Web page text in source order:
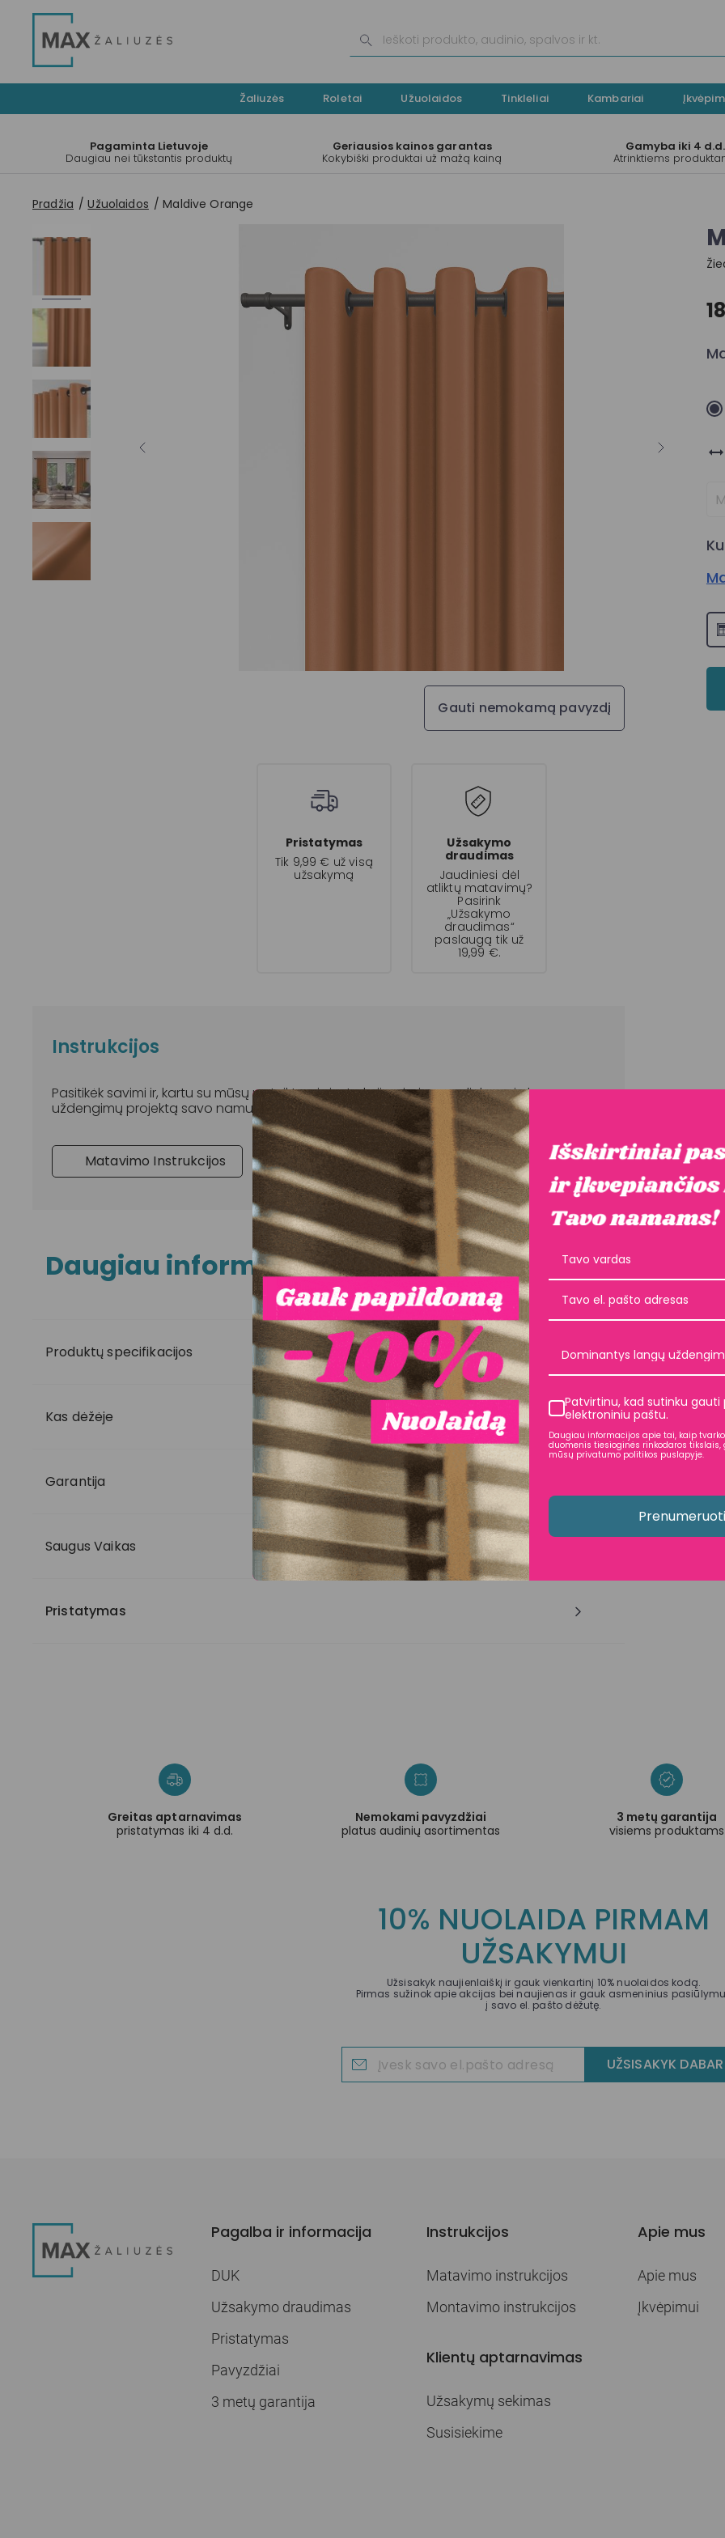
Žaliuzės Roletai Užuolaidos Tinkleliai Kambariai
Pagaminta Lietuvoje
Daugiau nei tūkstantis produktų
Geriausios kainos garantas
Kokybiški produktai už mažą kainą
Gamyba iki 4 d.d.
Atrinktiems
Pradžia Užuolaidos Maldive Orange
Gauti nemokamą pavyzdį
Pristatymas
Tik 9,99 € už visą
užsakymą
Užsakymo
draudimas
Jaudiniesi dėl
atliktų matavimų?
Pasirink
„Užsakymo
draudimas“
paslaugą tik už
19,99 €.
Instrukcijos
Pasitikėk savimi ir, kartu su mūsų pateiktomis instrukcijomis, įgyvendink naujų langų
uždengimų projektą savo namuose.
Matavimo Instrukcijos Montavimo Instrukcijos
Daugiau informacijos
Produktų specifikacijos
Kas dėžėje
Garantija
Saugus Vaikas
Pristatymas
Greitas aptarnavimas
pristatymas iki 4 d.d.
Nemokami pavyzdžiai
platus audinių asortimentas
3 metų garantija
visiems produktams
10% NUOLAIDA PIRMAM
UŽSAKYMUI
Užsisakyk naujienlaiškį ir gauk vienkartinį 10% nuolaidos kodą.
Pirmas sužinok apie akcijas bei naujienas ir gauk asmeninius
į savo el. pašto dėžutę.
UŽSISAKYK DABAR
Pagalba ir informacija
DUK
Užsakymo draudimas
Pristatymas
Pavyzdžiai
3 metų garantija
Instrukcijos
Matavimo instrukcijos
Montavimo instrukcijos
Klientų aptarnavimas
Užsakymų sekimas
Susisiekime
Apie mus
Apie mus
Įkvėpimui
Dominantys langų
Patvirtinu, kad sutinku gauti
elektroniniu paštu.
Daugiau informacijos apie tai, kaip
duomenis tiesioginės rinkodaros
mūsų privatumo politikos puslapyje.
Prenumeruoti